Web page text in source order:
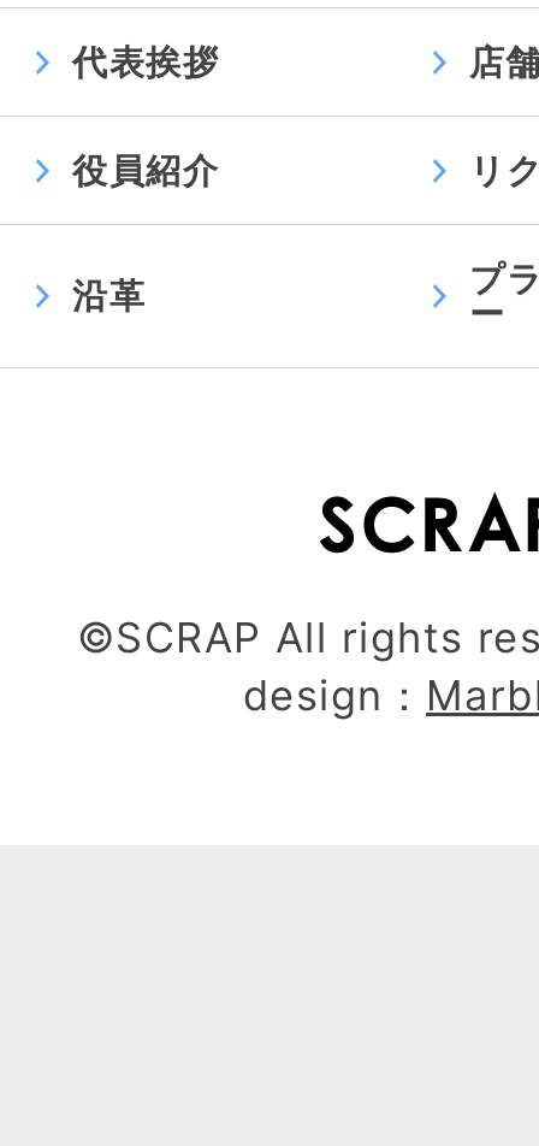
代表挨拶 店
役員紹介 リ
沿革
プ
ー
©SCRAP All rights
design：